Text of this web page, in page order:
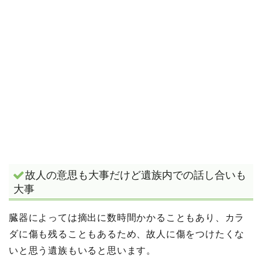
故人の意思も大事だけど遺族内での話し合いも
大事
臓器によっては摘出に数時間かかることもあり、カラ
ダに傷も残ることもあるため、故人に傷をつけたくな
いと思う遺族もいると思います。